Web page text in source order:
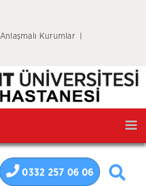
Anlaşmalı Kurumlar
0332 257 06 06